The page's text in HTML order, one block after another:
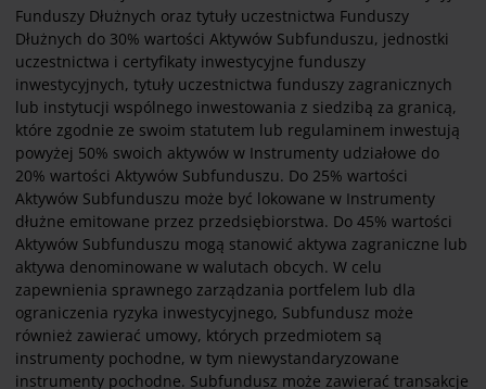
Funduszy Dłużnych oraz tytuły uczestnictwa Funduszy
Dłużnych do 30% wartości Aktywów Subfunduszu, jednostki
uczestnictwa i certyfikaty inwestycyjne funduszy
inwestycyjnych, tytuły uczestnictwa funduszy zagranicznych
lub instytucji wspólnego inwestowania z siedzibą za granicą,
które zgodnie ze swoim statutem lub regulaminem inwestują
powyżej 50% swoich aktywów w Instrumenty udziałowe do
20% wartości Aktywów Subfunduszu. Do 25% wartości
Aktywów Subfunduszu może być lokowane w Instrumenty
dłużne emitowane przez przedsiębiorstwa. Do 45% wartości
Aktywów Subfunduszu mogą stanowić aktywa zagraniczne lub
aktywa denominowane w walutach obcych. W celu
zapewnienia sprawnego zarządzania portfelem lub dla
ograniczenia ryzyka inwestycyjnego, Subfundusz może
również zawierać umowy, których przedmiotem są
instrumenty pochodne, w tym niewystandaryzowane
instrumenty pochodne. Subfundusz może zawierać transakcje